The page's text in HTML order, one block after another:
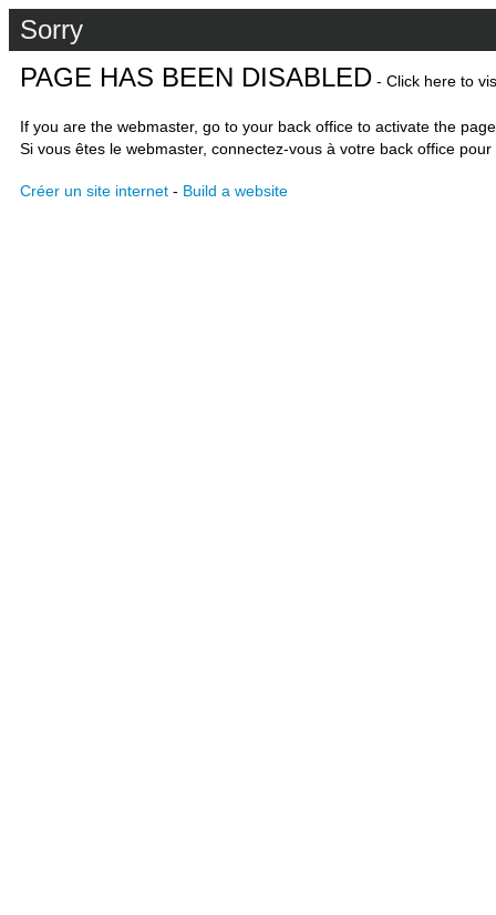
Sorry
PAGE HAS BEEN DISABLED - Click here to
If you are the webmaster, go to your back office to activate the
Si vous êtes le webmaster, connectez-vous à votre back office
Créer un site internet - Build a website